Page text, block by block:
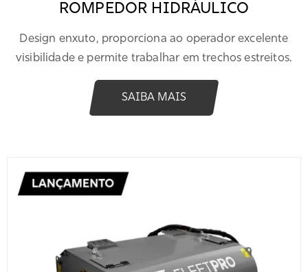
ROMPEDOR HIDRÁULICO
Design enxuto, proporciona ao operador excelente
visibilidade e permite trabalhar em trechos estreitos.
SAIBA MAIS